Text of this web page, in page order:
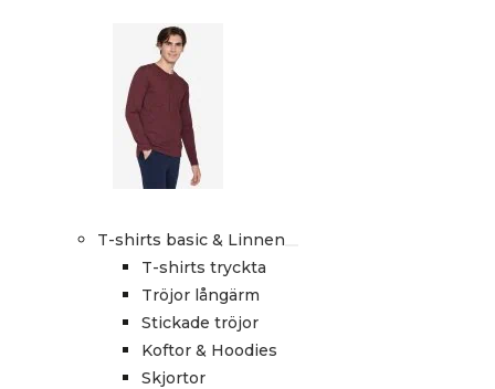
T-shirts basic & Linnen
T-shirts tryckta
Tröjor långärm
Stickade tröjor
Koftor & Hoodies
Skjortor